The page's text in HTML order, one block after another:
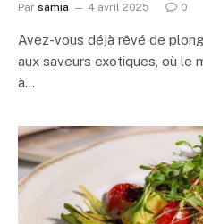
Par samia 4 avril 2025 0
Avez-vous déjà rêvé de
aux saveurs exotiques, où le
à…